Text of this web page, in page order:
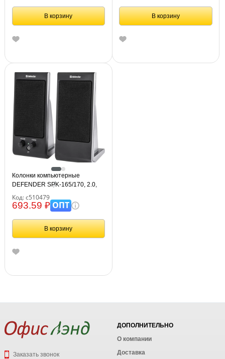
В корзину В корзину
Колонки компьютерные
DEFENDER SPK-165/170, 2.0,
для наушников, 65165
Код: с510479
693.59 ₽ОПТ
В корзину
Заказать звонок
ДОПОЛНИТЕЛЬНО
О компании
Доставка